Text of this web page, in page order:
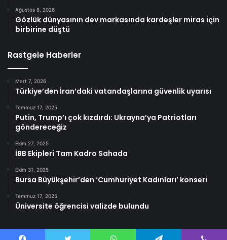
Ağustos 8, 2026
Gözlük dünyasının dev markasında kardeşler miras için
birbirine düştü
Rastgele Haberler
Mart 7, 2026
Türkiye’den İran’daki vatandaşlarına güvenlik uyarısı
Temmuz 17, 2025
Putin, Trump’ı çok kızdırdı: Ukrayna’ya Patriotları
göndereceğiz
Ekim 27, 2025
İBB Ekipleri Tam Kadro Sahada
Ekim 31, 2025
Bursa Büyükşehir’den ‘Cumhuriyet Kadınları’ konseri
Temmuz 17, 2025
Üniversite öğrencisi valizde bulundu